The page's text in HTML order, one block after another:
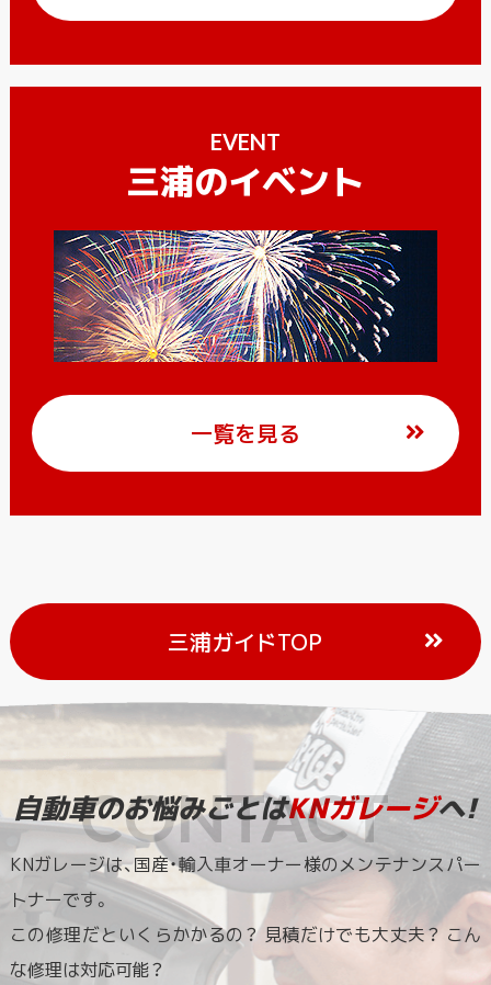
EVENT
三浦のイベント
一覧を見る
三浦ガイドTOP
自動車のお悩みごとはKNガレージへ!
KNガレージは、国産・輸入車オーナー様のメンテナンスパー
トナーです。
この修理だといくらかかるの？ 見積だけでも大丈夫？ こん
な修理は対応可能？